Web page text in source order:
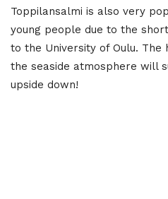
Toppilansalmi is also very
young people due to the
to the University of Oulu. The
the seaside atmosphere will
upside down!